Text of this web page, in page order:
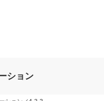
ション